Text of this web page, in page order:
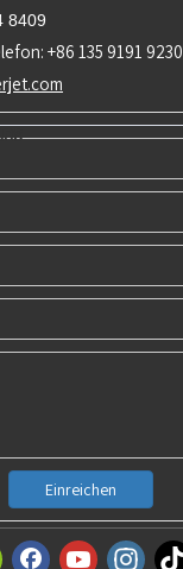
8409
+86 135 9191 9230
Einreichen